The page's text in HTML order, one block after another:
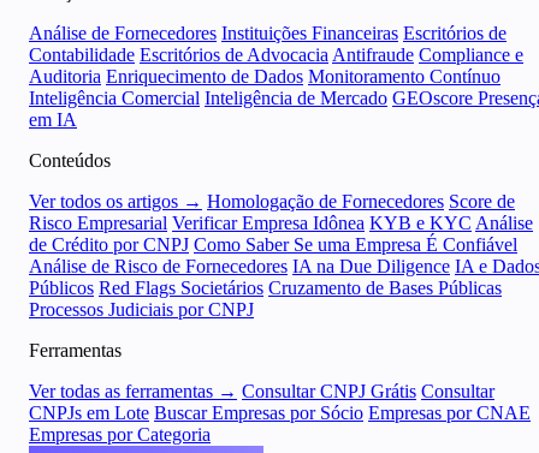
Análise de Fornecedores Instituições Financeiras Escritórios de
Contabilidade Escritórios de Advocacia Antifraude Compliance e
Auditoria Enriquecimento de Dados Monitoramento Contínuo
Inteligência Comercial Inteligência de Mercado GEOscore
em IA
Conteúdos
Ver todos os artigos → Homologação de Fornecedores Score de
Risco Empresarial Verificar Empresa Idônea KYB e KYC Análise
de Crédito por CNPJ Como Saber Se uma Empresa É Confiável
Análise de Risco de Fornecedores IA na Due Diligence IA e
Públicos Red Flags Societários Cruzamento de Bases Públicas
Processos Judiciais por CNPJ
Ferramentas
Ver todas as ferramentas → Consultar CNPJ Grátis Consultar
CNPJs em Lote Buscar Empresas por Sócio Empresas por CNAE
Empresas por Categoria